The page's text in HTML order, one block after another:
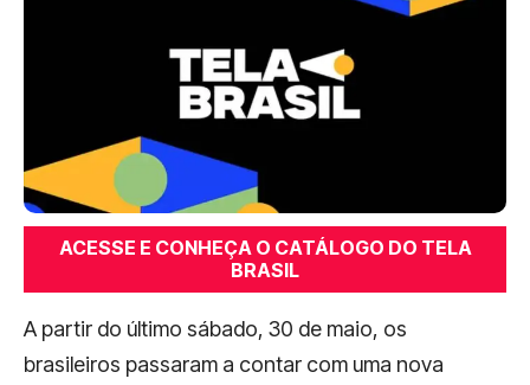
ACESSE E CONHEÇA O CATÁLOGO DO TELA
BRASIL
A partir do último sábado, 30 de maio, os
brasileiros passaram a contar com uma nova